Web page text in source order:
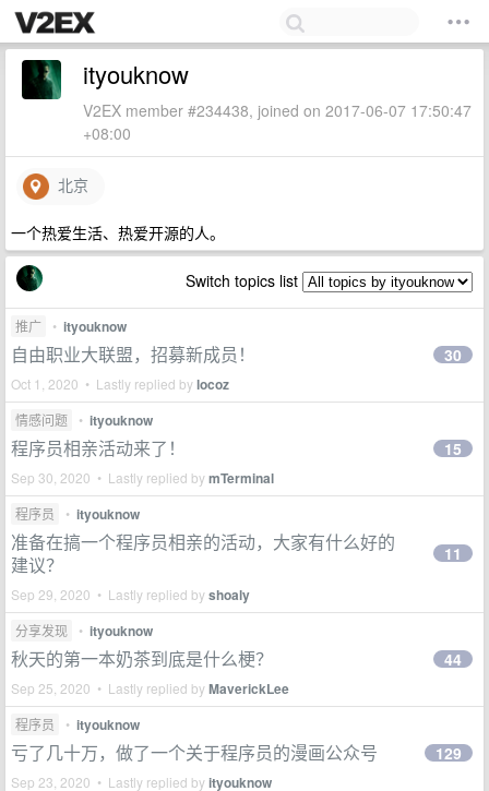
ityouknow
V2EX member #234438, joined on 2017-06-07 17:50:47
+08:00
北京
一个热爱生活、热爱开源的人。
Switch topics list
推广 • ityouknow
自由职业大联盟，招募新成员！
Oct 1, 2020 • Lastly replied bylocoz
30
情感问题 • ityouknow
程序员相亲活动来了！
Sep 30, 2020 • Lastly replied bymTerminal
15
程序员 • ityouknow
准备在搞一个程序员相亲的活动，大家有什么好的
建议？
Sep 29, 2020 • Lastly replied byshoaly
11
分享发现 • ityouknow
秋天的第一本奶茶到底是什么梗？
Sep 25, 2020 • Lastly replied byMaverickLee
44
程序员 • ityouknow
亏了几十万，做了一个关于程序员的漫画公众号
Sep 23, 2020 • Lastly replied byityouknow
129